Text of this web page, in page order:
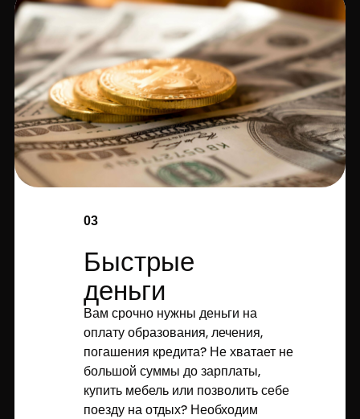
03
Быстрые
деньги
Вам срочно нужны деньги на
оплату образования, лечения,
погашения кредита? Не хватает не
большой суммы до зарплаты,
купить мебель или позволить себе
поезду на отдых? Необходим